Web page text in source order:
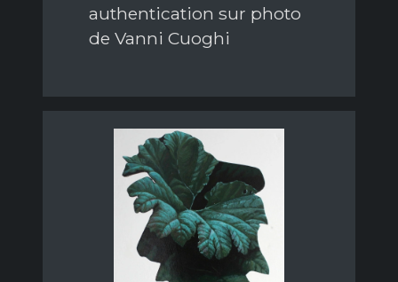
authentication sur photo
de Vanni Cuoghi